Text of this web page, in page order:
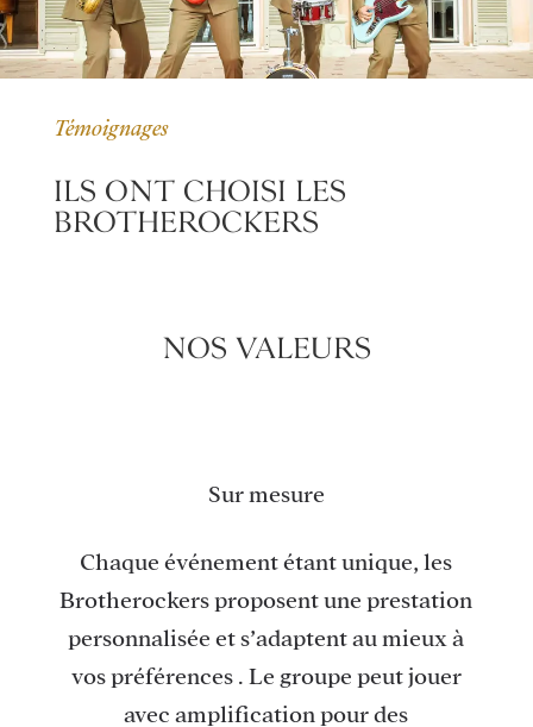
Témoignages
ILS ONT CHOISI LES
BROTHEROCKERS
NOS VALEURS
Sur mesure
Chaque événement étant unique, les
Brotherockers proposent une prestation
personnalisée et s’adaptent au mieux à
vos préférences . Le groupe peut jouer
avec amplification pour des